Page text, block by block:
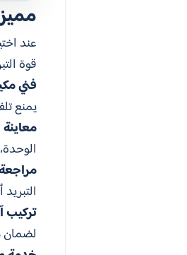
عند
قوة
فني
يمنع
تركيب
لضمان